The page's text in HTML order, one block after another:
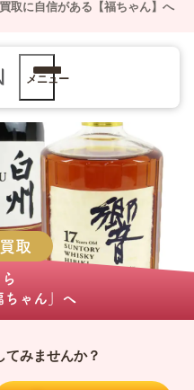
取に自信がある【福ちゃん】へ
メニュー
買取
ちゃん」 へ
てみませんか？